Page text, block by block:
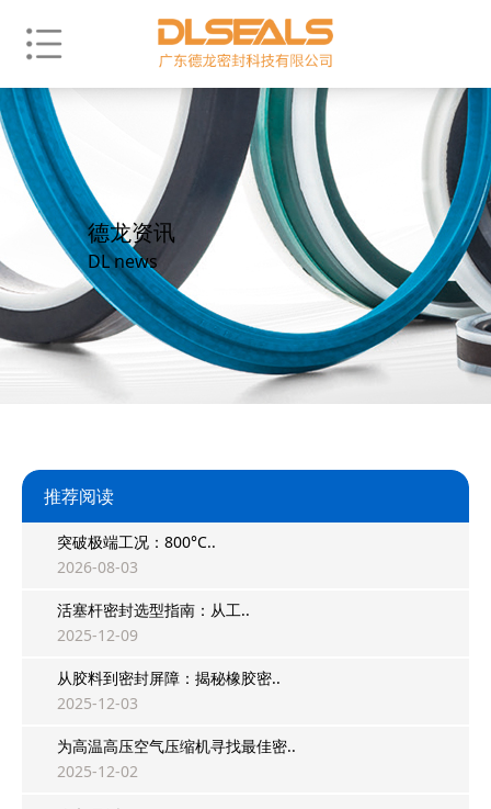
德龙资讯
DL news
推荐阅读
突破极端工况：800°C..
2026-08-03
活塞杆密封选型指南：从工..
2025-12-09
从胶料到密封屏障：揭秘橡胶密..
2025-12-03
为高温高压空气压缩机寻找最佳密..
2025-12-02